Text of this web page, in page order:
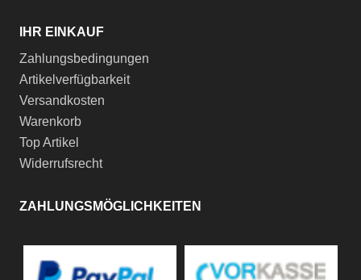
IHR EINKAUF
Zahlungsbedingungen
Artikelverfügbarkeit
Versandkosten
Warenkorb
Top Artikel
Widerrufsrecht
ZAHLUNGSMÖGLICHKEITEN